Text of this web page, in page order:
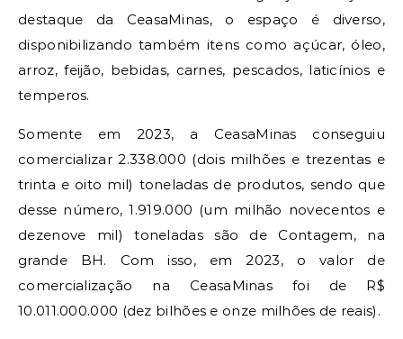
destaque da CeasaMinas, o espaço é diverso,
disponibilizando também itens como açúcar, óleo,
arroz, feijão, bebidas, carnes, pescados, laticínios e
temperos.
Somente em 2023, a CeasaMinas conseguiu
comercializar 2.338.000 (dois milhões e trezentas e
trinta e oito mil) toneladas de produtos, sendo que
desse número, 1.919.000 (um milhão novecentos e
dezenove mil) toneladas são de Contagem, na
grande BH. Com isso, em 2023, o valor de
comercialização na CeasaMinas foi de R$
10.011.000.000 (dez bilhões e onze milhões de reais).